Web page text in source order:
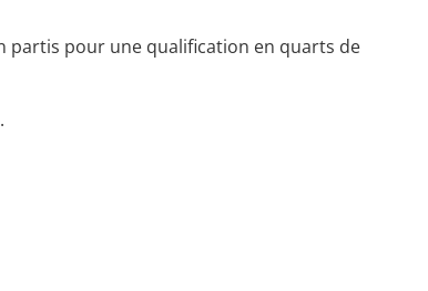
partis pour une qualification en quarts de